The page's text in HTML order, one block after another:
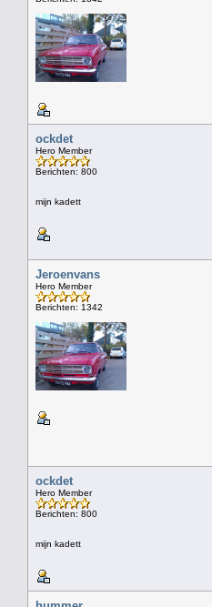
ockdet
Hero Member
Berichten: 800
mijn kadett
Jeroenvans
Hero Member
Berichten: 1342
ockdet
Hero Member
Berichten: 800
mijn kadett